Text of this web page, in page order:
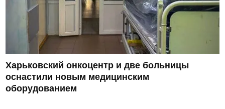
Харьковский онкоцентр и две больницы
оснастили новым медицинским
оборудованием